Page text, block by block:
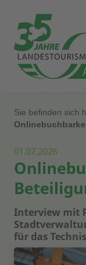
Sie befinden sich
01.07.2026
Interview mit
für das